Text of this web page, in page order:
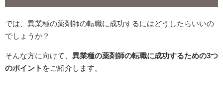
では、異業種の薬剤師の転職に成功するにはどうしたらいいの
でしょうか？
そんな方に向けて、 異業種の薬剤師の転職に成功するための3つ
のポイント をご紹介します。